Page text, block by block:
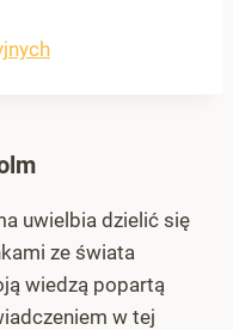
uwielbia dzielić się
ze świata
wiedzą popartą
w tej